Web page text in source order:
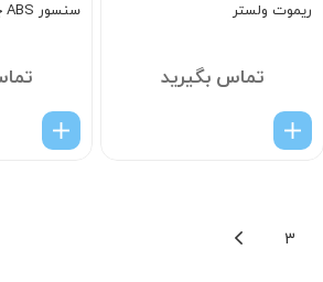
ریموت ولستر
تماس بگیرید
سنسور ABS چرخ جلو
3